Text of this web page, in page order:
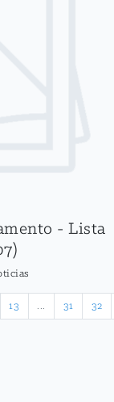
- Lista
13 ... 31 32